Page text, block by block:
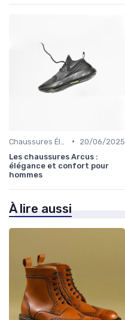
•
20/06/2025
Les chaussures Arcus :
élégance et confort pour
hommes
À lire aussi